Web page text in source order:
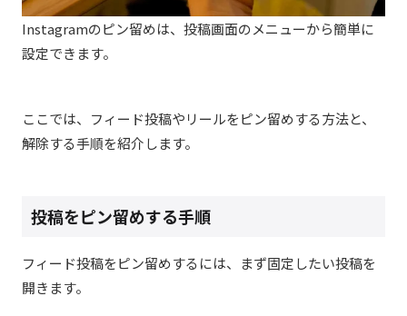
Instagramのピン留めは、投稿画面のメニューから簡単に
設定できます。
ここでは、フィード投稿やリールをピン留めする方法と、
解除する手順を紹介します。
投稿をピン留めする手順
フィード投稿をピン留めするには、まず固定したい投稿を
開きます。